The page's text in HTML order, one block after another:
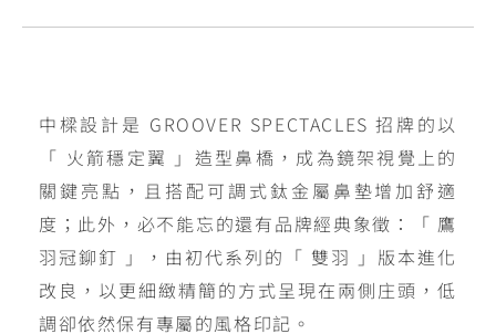
中樑設計是 GROOVER SPECTACLES 招牌的以
「 火箭穩定翼 」造型鼻橋，成為鏡架視覺上的
關鍵亮點，且搭配可調式鈦金屬鼻墊增加舒適
度；此外，必不能忘的還有品牌經典象徵：「 鷹
羽冠鉚釘 」，由初代系列的「 雙羽 」版本進化
改良，以更細緻精簡的方式呈現在兩側庄頭，低
調卻依然保有專屬的風格印記。